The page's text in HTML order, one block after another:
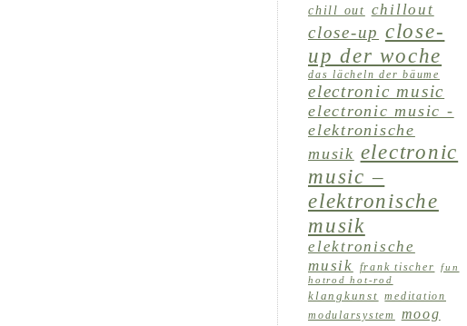
chill out chillout
close-up close-
up der woche
das lächeln der bäume
electronic music
electronic music -
elektronische
musik electronic
music –
elektronische
musik
elektronische
musik
frank tischer fun
hotrod hot-rod
klangkunst meditation
modularsystem
moog